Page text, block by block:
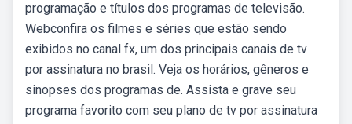
programação e títulos dos programas de televisão.
Webconfira os filmes e séries que estão sendo
exibidos no canal fx, um dos principais canais de tv
por assinatura no brasil. Veja os horários, gêneros e
sinopses dos programas de. Assista e grave seu
programa favorito com seu plano de tv por assinatura